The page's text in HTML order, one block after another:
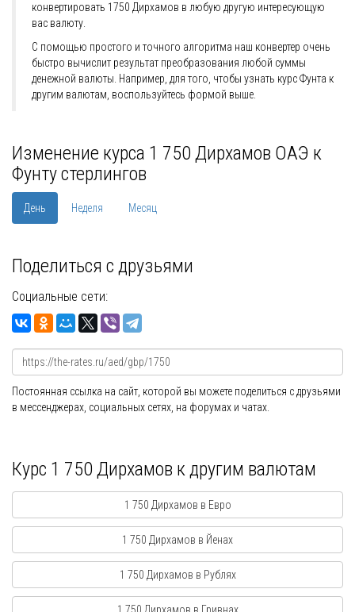
конвертировать 1750 Дирхамов в любую другую интересующую
вас валюту.
С помощью простого и точного алгоритма наш конвертер очень
быстро вычислит результат преобразования любой суммы
денежной валюты. Например, для того, чтобы узнать курс Фунта к
другим валютам, воспользуйтесь формой выше.
Изменение курса 1 750 Дирхамов ОАЭ к
Фунту стерлингов
День Неделя Месяц
Поделиться с друзьями
Социальные сети:
Постоянная ссылка на сайт, которой вы можете поделиться с друзьями
в мессенджерах, социальных сетях, на форумах и чатах.
Курс 1 750 Дирхамов к другим валютам
1 750 Дирхамов в Евро
1 750 Дирхамов в Йенах
1 750 Дирхамов в Рублях